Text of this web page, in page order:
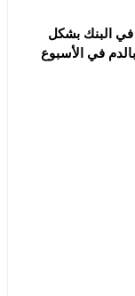
في البنك بشكل
في الأسبوع